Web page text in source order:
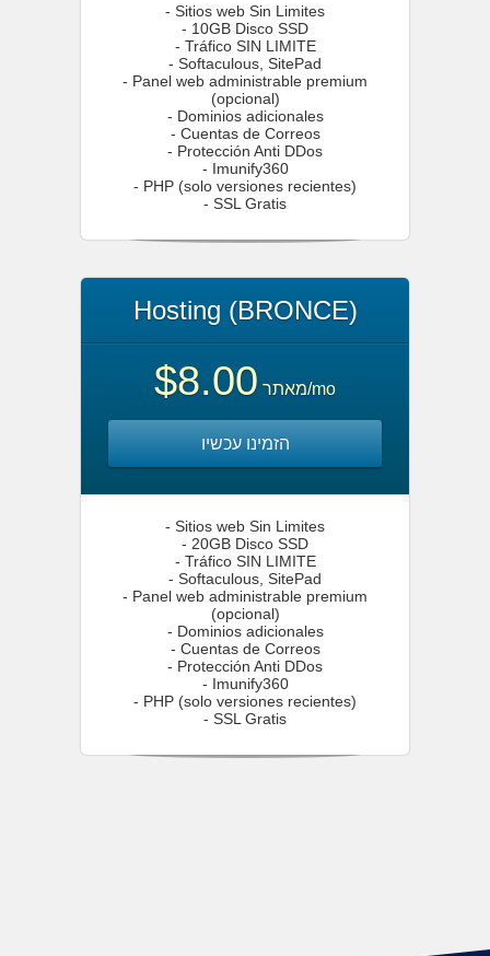
- Sitios web Sin Limites
- 10GB Disco SSD
- Tráfico SIN LIMITE
- Softaculous, SitePad
- Panel web administrable premium
(opcional)
- Dominios adicionales
- Cuentas de Correos
- Protección Anti DDos
- Imunify360
- PHP (solo versiones recientes)
- SSL Gratis
Hosting (BRONCE)
מאתר $8.00 /mo
הזמינו עכשיו
- Sitios web Sin Limites
- 20GB Disco SSD
- Tráfico SIN LIMITE
- Softaculous, SitePad
- Panel web administrable premium
(opcional)
- Dominios adicionales
- Cuentas de Correos
- Protección Anti DDos
- Imunify360
- PHP (solo versiones recientes)
- SSL Gratis